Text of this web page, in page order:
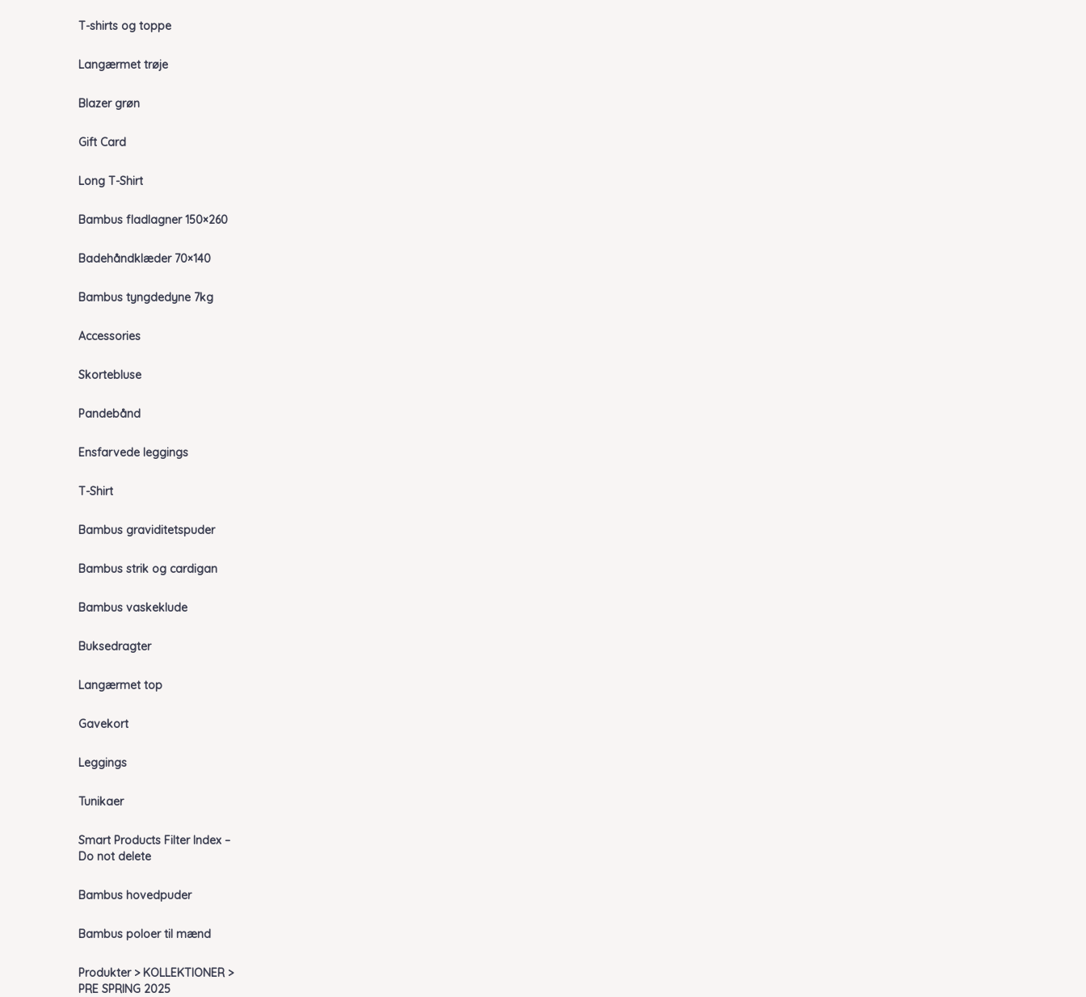
T-shirts og toppe
Langærmet trøje
Blazer grøn
Gift Card
Long T-Shirt
Bambus fladlagner 150×260
Badehåndklæder 70×140
Bambus tyngdedyne 7kg
Accessories
Skortebluse
Pandebånd
Ensfarvede leggings
T-Shirt
Bambus graviditetspuder
Bambus strik og cardigan
Bambus vaskeklude
Buksedragter
Langærmet top
Gavekort
Leggings
Tunikaer
Smart Products Filter Index –
Do not delete
Bambus hovedpuder
Bambus poloer til mænd
Produkter > KOLLEKTIONER >
PRE SPRING 2025